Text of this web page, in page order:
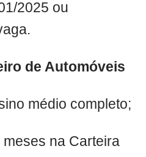
2025 ou
de Automóveis
médio completo;
na Carteira